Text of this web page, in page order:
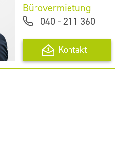
Bürovermietung
040 - 211 360
Kontakt